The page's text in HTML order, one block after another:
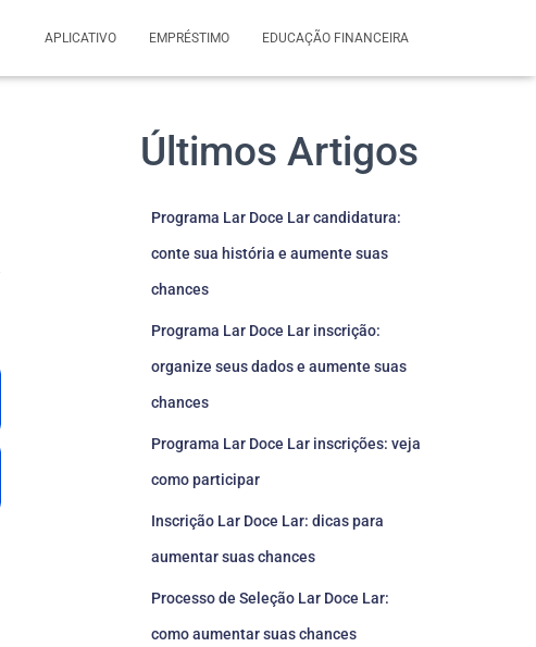
APLICATIVO EMPRÉSTIMO EDUCAÇÃO FINANCEIRA
Últimos Artigos
Programa Lar Doce Lar candidatura:
conte sua história e aumente suas
chances
Programa Lar Doce Lar inscrição:
organize seus dados e aumente suas
chances
Programa Lar Doce Lar inscrições: veja
como participar
Inscrição Lar Doce Lar: dicas para
aumentar suas chances
Processo de Seleção Lar Doce Lar:
como aumentar suas chances